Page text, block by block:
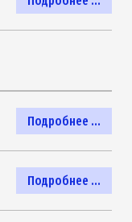
Подробнее ...
Подробнее ...